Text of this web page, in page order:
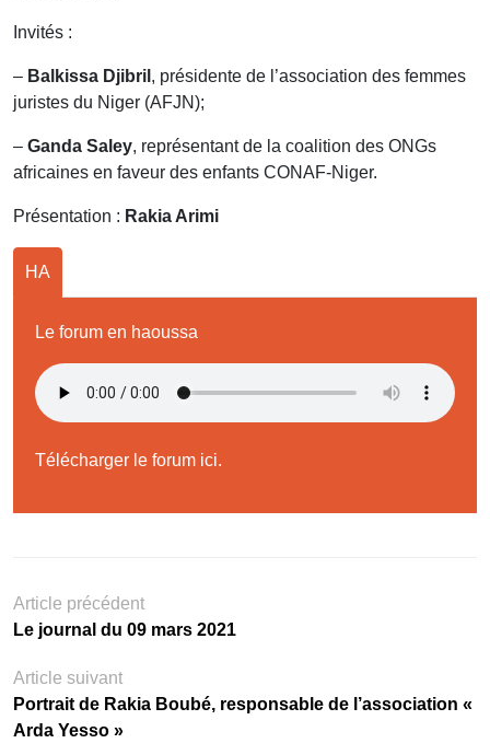
Invités :
– Balkissa Djibril , présidente de l’association des femmes
juristes du Niger (AFJN);
– Ganda Saley, représentant de la coalition des ONGs
africaines en faveur des enfants CONAF-Niger.
Présentation : Rakia Arimi
HA
Le forum en haoussa
Télécharger le forum ici.
Article précédent
Le journal du 09 mars 2021
Article suivant
Portrait de Rakia Boubé, responsable de l’association «
Arda Yesso »